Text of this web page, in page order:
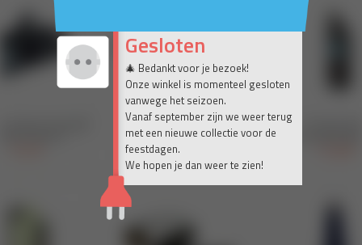
Gesloten
🎄 Bedankt voor je bezoek!
Onze winkel is momenteel gesloten
vanwege het seizoen.
Vanaf september zijn we weer terug
met een nieuwe collectie voor de
feestdagen.
We hopen je dan weer te zien!